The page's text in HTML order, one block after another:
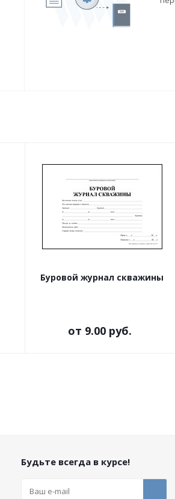
Буровой журнал скважины
от 9.00 руб.
Будьте всегда в курсе!